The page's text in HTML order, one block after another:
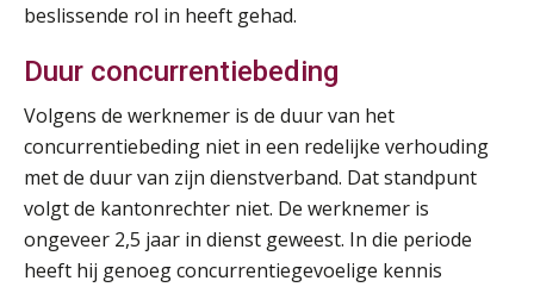
beslissende rol in heeft gehad.
Duur concurrentiebeding
Volgens de werknemer is de duur van het
concurrentiebeding niet in een redelijke verhouding
met de duur van zijn dienstverband. Dat standpunt
volgt de kantonrechter niet. De werknemer is
ongeveer 2,5 jaar in dienst geweest. In die periode
heeft hij genoeg concurrentiegevoelige kennis
07
08
SEP
MOCuitgevers
08
SEP
Tweedaagse online Excel training voor de salarisadministrateur (verdieping, specialisatie en AI)
MOCuitgevers